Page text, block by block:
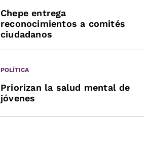
Chepe entrega
reconocimientos a comités
ciudadanos
POLÍTICA
Priorizan la salud mental de
jóvenes